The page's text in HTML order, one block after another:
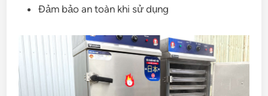
Đảm bảo an toàn khi sử dụng